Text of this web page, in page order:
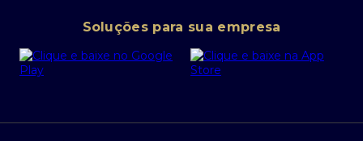
Portal da Privacidade
PRSAC
Regras e Parâmetros de Atuação Banco Safra
Cartão Safra Empresas
Empréstimo e financiamentos PJ
Derivativos
Soluções para sua empresa